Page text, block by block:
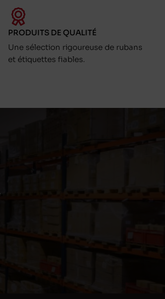
PRODUITS DE QUALITÉ
Une sélection rigoureuse de rubans
et étiquettes fiables.